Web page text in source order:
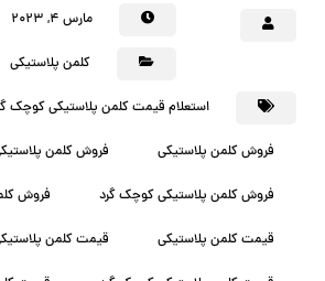
مارس ۴, ۲۰۲۳
کلمن پلاستیکی
استعلام قیمت کلمن پلاستیکی کوچک
فروش کلمن پلاستیکی فروش کلمن
فروش کلمن پلاستیکی کوچک گرد فروش
قیمت کلمن پلاستیکی قیمت کلمن